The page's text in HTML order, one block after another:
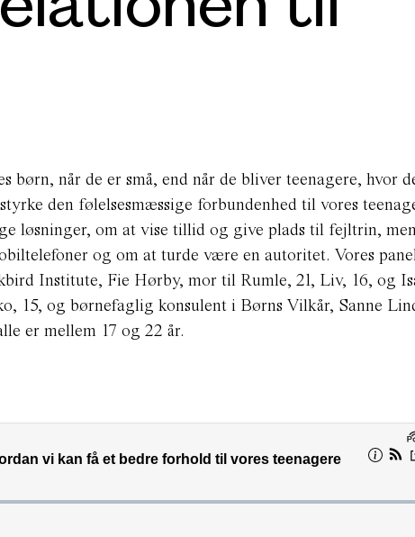
børn, når de er små, end når de bliver teenagere, hvor
den følelsesmæssige forbundenhed til vores
løsninger, om at vise tillid og give plads til fejltrin,
og om at turde være en autoritet. Vores
Institute, Fie Hørby, mor til Rumle, 21, Liv, 16, og
15, og børnefaglig konsulent i Børns Vilkår, Sanne
er mellem 17 og 22 år.